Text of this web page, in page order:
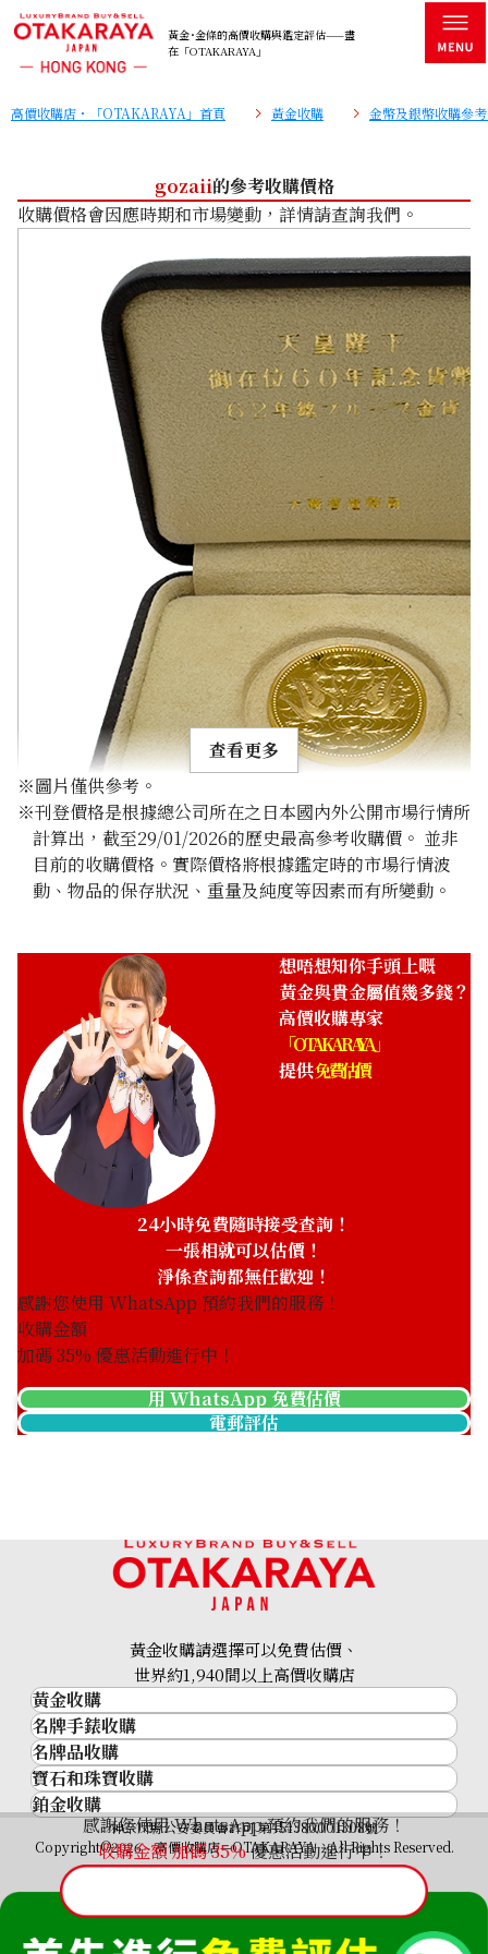
黃金･金條的高價收購與鑑定評估——盡
在「OTAKARAYA」
高價收購店・「OTAKARAYA」首頁 黃金收購 金幣及銀幣收購參
gozaii的參考收購價格
收購價格會因應時期和市場變動，詳情請查詢我們。
Japanese Emperor’s 60th Year of Reign
參考回收價
HKD 26,408.2
Japanese Emperor’s 60th Year of Reign
參考回收價
HKD 15,837.06
查看更多
※圖片僅供參考。
※刊登價格是根據總公司所在之日本國內外公開市場行情所
計算出，截至29/01/2026的歷史最高參考收購價。 並非
目前的收購價格。實際價格將根據鑑定時的市場行情波
動、物品的保存狀況、重量及純度等因素而有所變動。
想唔想知你手頭上嘅
黃金與貴金屬值幾多錢？
高價收購專家
「OTAKARAYA」
提供免費估價
24小時免費隨時接受查詢！
一張相就可以估價！
淨係查詢都無任歡迎！
感謝您使用 WhatsApp 預約我們的服務！
收購金額
加碼35% 優惠活動進行中！
用 WhatsApp 免費估價
電郵評估
感謝您使用 WhatsApp 預約我們的服務！
收購金額 加碼35%優惠活動進行中！
黃金收購請選擇可以免費估價、
世界約1,940間以上高價收購店
黃金收購
黃金･金條
金條
金幣及銀幣
過去十年黃金價格
金飾
金戒指
金頸鍊
名牌手錶收購
名牌手錶收購
勞力士 (Rolex)
Patek Philippe
Audemars Piguet
Vacheron Constantin
A. Lange & Söhne
Breguet
名牌品收購
名牌品收購
HERMES
LOUIS VUITTON
CHANEL
卡地亞（Cartier）
CELINE
FENDI
寶石和珠寶收購
寶石和珠寶
祖母綠
藍寶石
紅寶石
鉑金收購
神奈川縣公安委員會許可 第451380001308號
Copyright©2026 高價收購店—OTAKARAYA All Rights Reserved.